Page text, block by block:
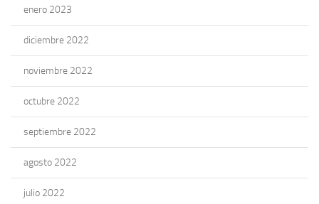
enero 2023
diciembre 2022
noviembre 2022
octubre 2022
septiembre 2022
agosto 2022
julio 2022